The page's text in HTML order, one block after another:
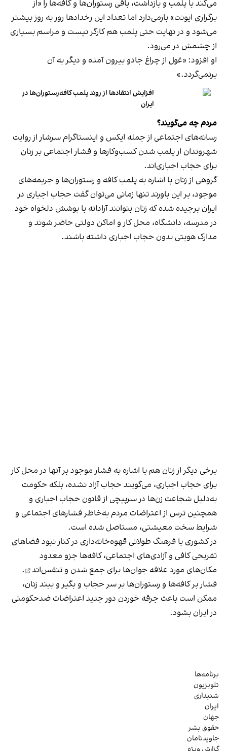
می‌کند با پلمب و بازداشت، باقی رستوران‌ها و کافه‌ها را «از
برگزاری ایونت» بازمی‌دارد اما تعداد این رخدادها روز به روز بیشتر
می‌شود و در نهایت حتی پلمب هم کارگر نیست و مراسم بسیاری
از چشمش در می‌رود.
او افزود: «غول از چراغ جادو بیرون آمده و دیگر به آن
برنمی‎‌گردد.»
افزایش انتقادها از روند پلمب کافه‌رستوران‌ها در
ایران
مردم چه می‌گویند؟
رسانه‎‌های اجتماعی از جمله ایکس و اینستاگرام سرشار از روایت
شهروندان از پلمب شدن کسب‌وکارها و فشار اجتماعی بر زنان
برای حجاب اجباری‌اند.
گروهی از زنان با اشاره به پلمب کافه و رستوران‌ها و جریمه‌های
موجود، بر این باورند تنها زمانی می‌توان گفت حجاب اجباری در
ایران برچیده شده که زنان بتوانند آزادانه با پوشش دلخواه خود
در مدرسه، دانشگاه، محل کار و اماکن دولتی حاضر شوند و
مدارک هویتی بدون حجاب اجباری داشته باشند.
برخی دیگر از زنان هم با اشاره به فشار موجود بر آنها در محل کار
برای حجاب اجباری، می‌گویند حجاب آزاد نشده، بلکه حکومت
به‌دلیل شجاعت زن‌ها در سرپیچی از قانون حجاب اجباری و
همچنین ترس از اعتراضات مردم به‌خاطر فشارهای اجتماعی و
شرایط سخت معیشتی، مستاصل شده است.
در کشوری با فرهنگ طولانی قهوه‌‌خانه‌داری در کنار نبود فضاهای
تفریحی کافی و آزادی‌های اجتماعی، کافه‌ها جزو معدود
مکان‌های مورد علاقه جوان‌ها برای جمع شدن و تنفس‌اند
.
فشار بر کافه‌ها و رستوران‌ها بر سر حجاب و بگیر و ببند زنان،
ممکن است باعث جرقه خوردن دور جدید اعتراضات ضدحکومتی
در ایران بشود.
برنامه‌ها
تلویزیون
شنیداری
ایران
جهان
حقوق بشر
جاویدنامان